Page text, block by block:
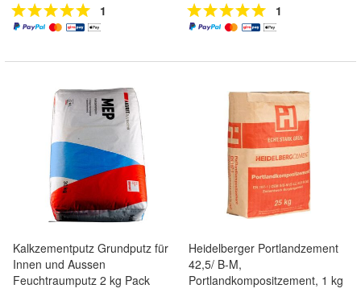
1 1
Kalkzementputz Grundputz für
Innen und Aussen
Feuchtraumputz 2 kg Pack
Heidelberger Portlandzement
42,5/ B-M,
Portlandkompositzement, 1 kg